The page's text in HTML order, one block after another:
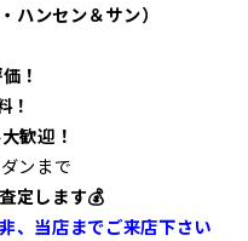
ンセン＆サン）
！
！
歓迎！
ンまで
定します💰
、当店までご来店下さい